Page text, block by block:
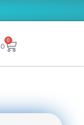
0
0
Carrito